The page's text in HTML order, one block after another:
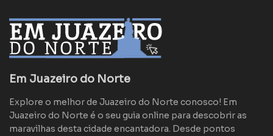
Em Juazeiro do Norte
Explore o melhor de Juazeiro do Norte conosco! Em
Juazeiro do Norte é o seu guia online para descobrir as
maravilhas desta cidade encantadora. Desde pontos